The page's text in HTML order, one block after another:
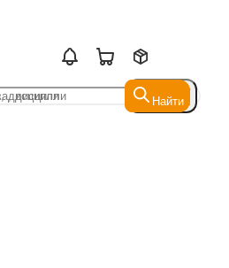
Найти
Найти